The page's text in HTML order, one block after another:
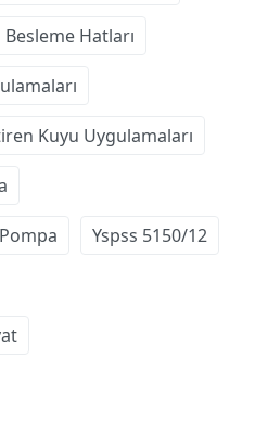
Hatları
Kuyu Uygulamaları
Yspss 5150/12